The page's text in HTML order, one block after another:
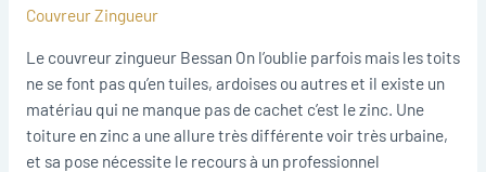
Couvreur Zingueur
Le couvreur zingueur Bessan On l’oublie parfois mais les toits
ne se font pas qu’en tuiles, ardoises ou autres et il existe un
matériau qui ne manque pas de cachet c’est le zinc. Une
toiture en zinc a une allure très différente voir très urbaine,
et sa pose nécessite le recours à un professionnel
Bessan